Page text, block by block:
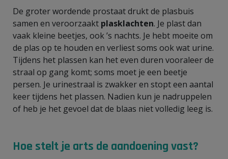
De groter wordende prostaat drukt de plasbuis
samen en veroorzaakt plasklachten. Je plast dan
vaak kleine beetjes, ook ’s nachts. Je hebt moeite om
de plas op te houden en verliest soms ook wat urine.
Tijdens het plassen kan het even duren vooraleer de
straal op gang komt; soms moet je een beetje
persen. Je urinestraal is zwakker en stopt een aantal
keer tijdens het plassen. Nadien kun je nadruppelen
of heb je het gevoel dat de blaas niet volledig leeg is.
Hoe stelt je arts de aandoening vast?